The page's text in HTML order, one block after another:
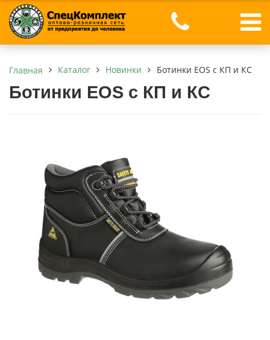
Главная Каталог Новинки Ботинки EOS с КП и КС
Ботинки EOS с КП и КС